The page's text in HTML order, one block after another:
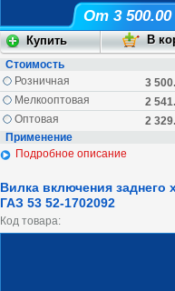
От 3 500.00
Стоимость
3
Розничная
2
Мелкооптовая
2
Оптовая
Применение
Подробное описание
Вилка включения заднего
ГАЗ 53 52-1702092
Код товара: